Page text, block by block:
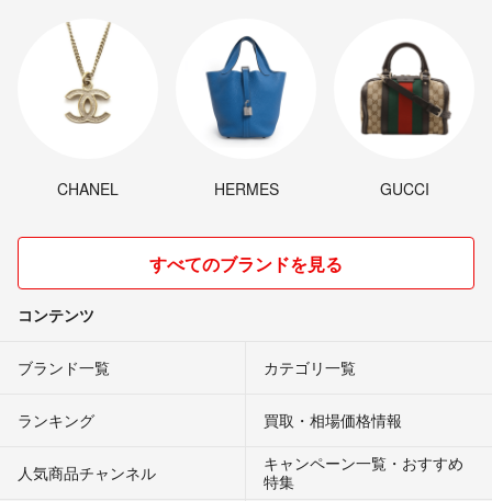
CHANEL HERMES GUCCI
すべてのブランドを見る
コンテンツ
ブランド一覧 カテゴリ一覧
ランキング 買取・相場価格情報
人気商品チャンネル
キャンペーン一覧・おすすめ
特集